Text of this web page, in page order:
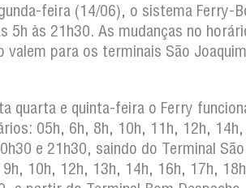
feira (14/06), o sistema Ferry-
5h às 21h30. As mudanças no
valem para os terminais São
quarta e quinta-feira o Ferry
05h, 6h, 8h, 10h, 11h, 12h,
e 21h30, saindo do Terminal
10h, 12h, 13h, 14h, 16h, 17h,